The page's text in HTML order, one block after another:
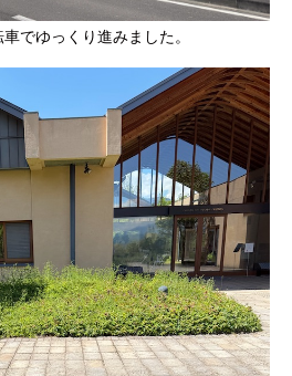
でゆっくり進みました。